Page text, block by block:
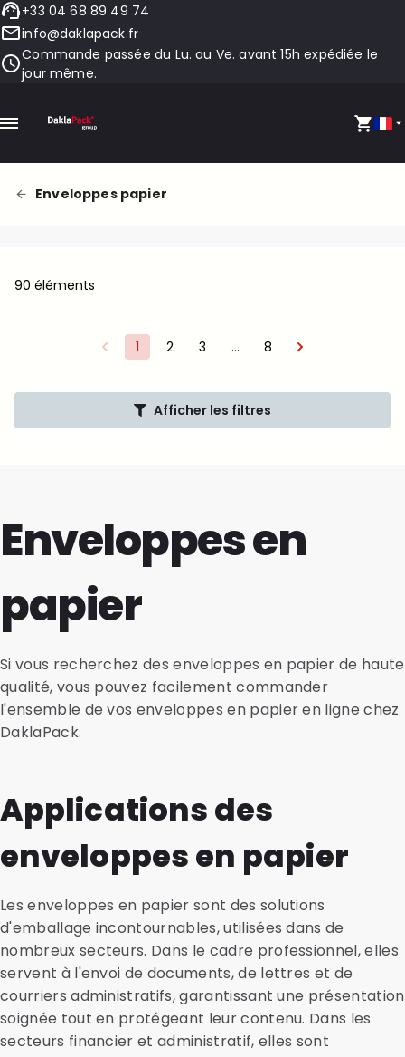
+33 04 68 89 49 74
info@daklapack.fr
Commande passée du Lu. au Ve. avant 15h expédiée le
jour même.
Enveloppes papier
90 éléments
1 2 3 … 8
Afficher les filtres
Enveloppes en
papier
Si vous recherchez des enveloppes en papier de haute
qualité, vous pouvez facilement commander
l'ensemble de vos enveloppes en papier en ligne chez
DaklaPack.
Applications des
enveloppes en papier
Les enveloppes en papier sont des solutions
d'emballage incontournables, utilisées dans de
nombreux secteurs. Dans le cadre professionnel, elles
servent à l'envoi de documents, de lettres et de
courriers administratifs, garantissant une présentation
soignée tout en protégeant leur contenu. Dans les
secteurs financier et administratif, elles sont